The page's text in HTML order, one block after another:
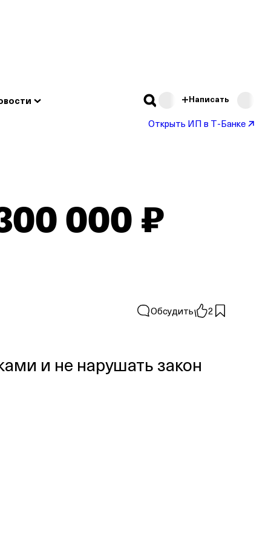
Написать
Открыть ИП в Т‑Банке
000 ₽
Обсудить 2
и не нарушать закон